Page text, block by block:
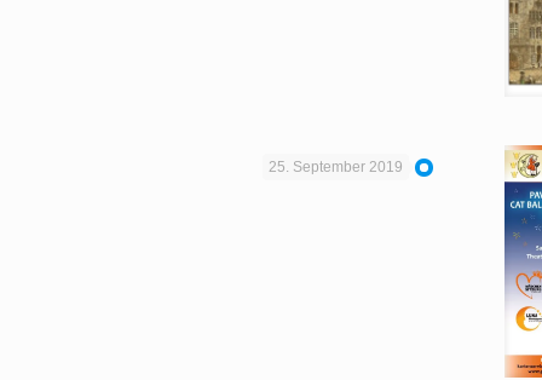
25. September 2019